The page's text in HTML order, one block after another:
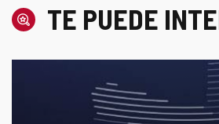
TE PUEDE